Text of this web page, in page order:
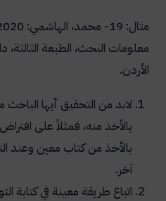
مثال:
معلومات البحث، الطبعة الثالثة،
الأردن.
لابد من التحقيق أيها
بالأخذ منه، فمثلاً على
بالأخذ من كتاب معين وعند
آخر.
اتباع طريقة معينة في كتابة